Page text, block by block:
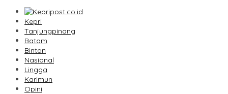
Kepri
Tanjungpinang
Batam
Bintan
Nasional
Lingga
Karimun
Opini